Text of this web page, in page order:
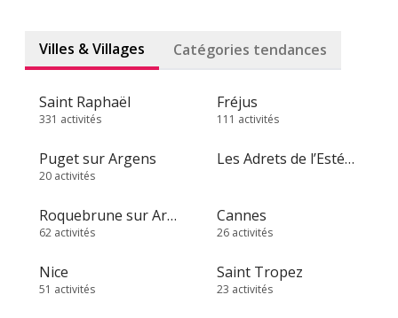
Villes & Villages Catégories tendances
Saint Raphaël
331 activités
Fréjus
111 activités
Puget sur Argens
20 activités
Les Adrets de l’Estérel
Roquebrune sur Argens
62 activités
Cannes
26 activités
Nice
51 activités
Saint Tropez
23 activités